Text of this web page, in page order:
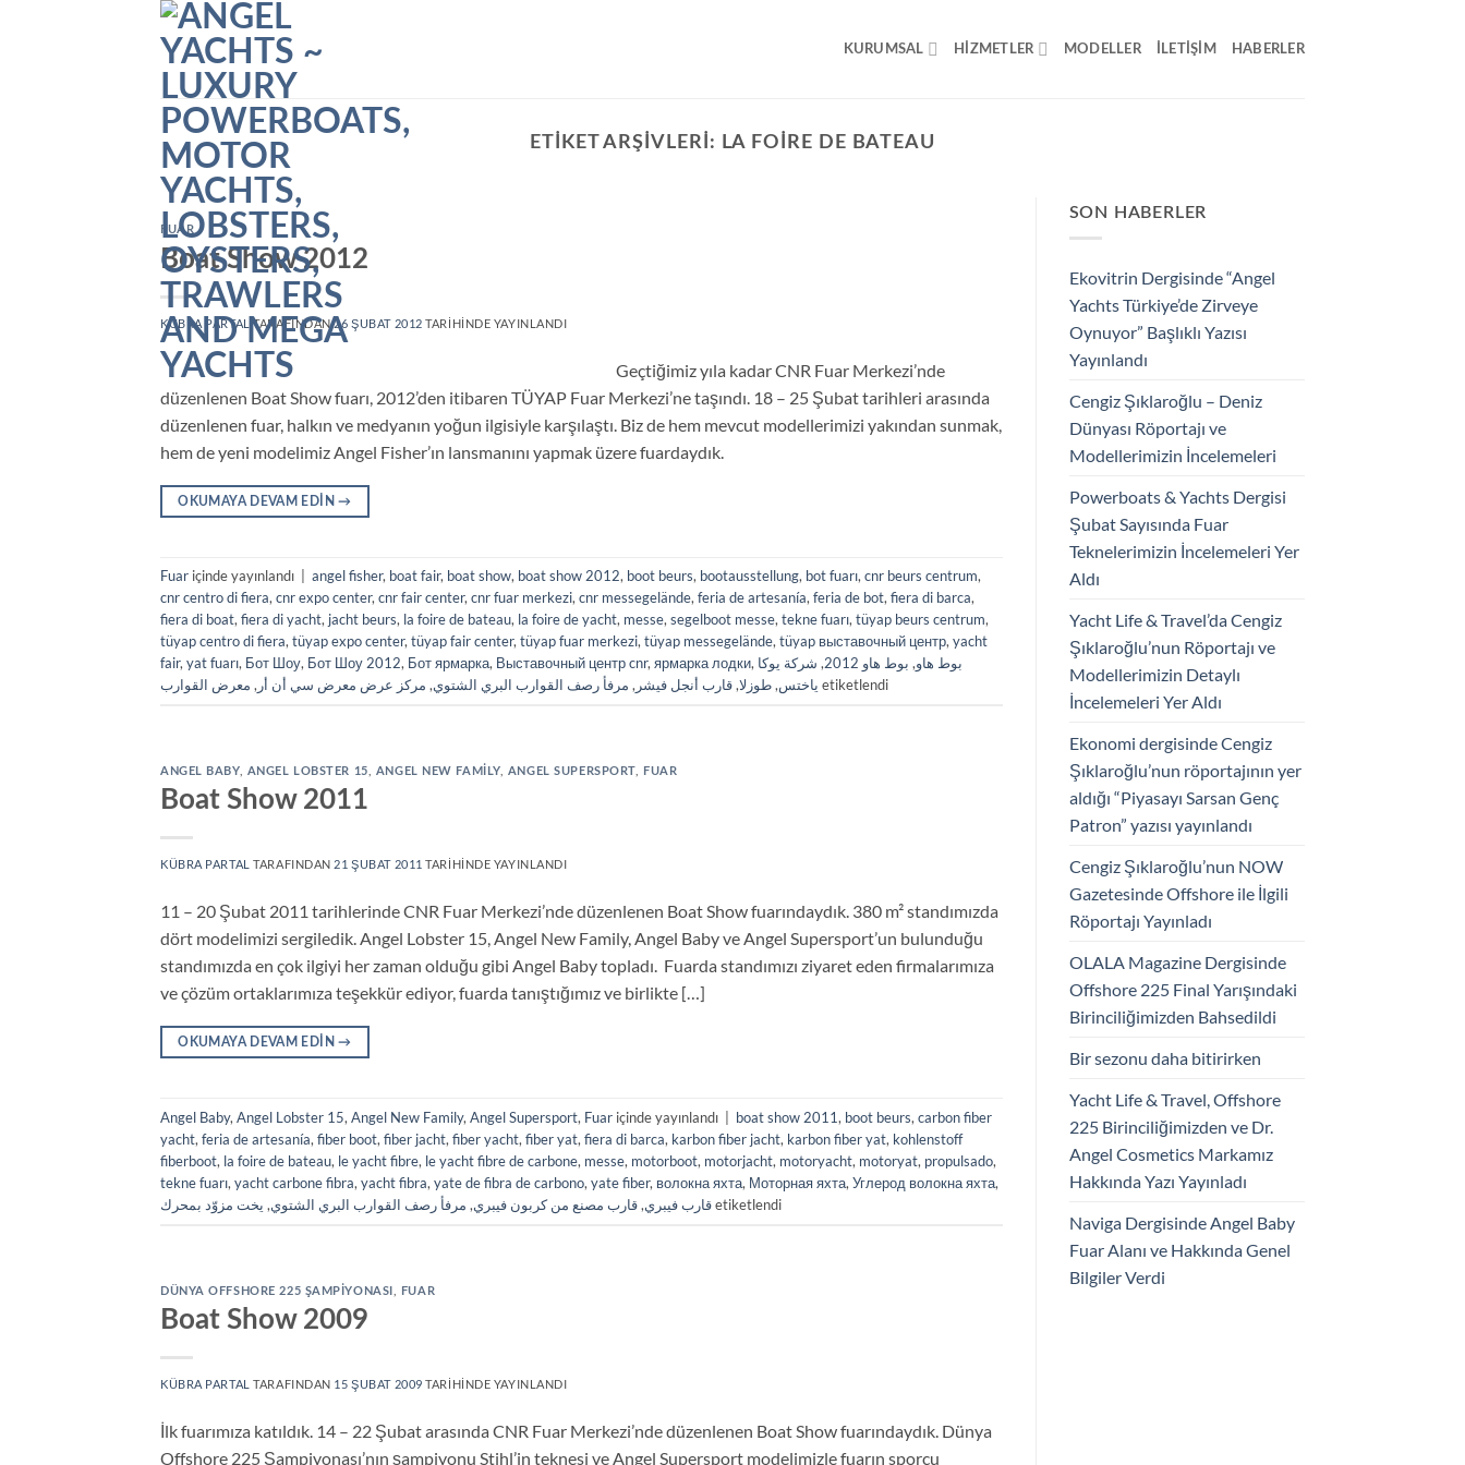
KURUMSAL HIZMETLER MODELLER İLETIŞIM HABERLER
ETIKET ARŞIVLERI: LA FOIRE DE BATEAU
FUAR
Boat Show 2012
KÜBRA PARTAL TARAFINDAN26 ŞUBAT 2012 TARIHINDE YAYINLANDI
Geçtiğimiz yıla kadar CNR Fuar Merkezi’nde
düzenlenen Boat Show fuarı, 2012’den itibaren TÜYAP Fuar Merkezi’ne taşındı. 18 – 25 Şubat tarihleri arasında
düzenlenen fuar, halkın ve medyanın yoğun ilgisiyle karşılaştı. Biz de hem mevcut modellerimizi yakından sunmak,
hem de yeni modelimiz Angel Fisher’ın lansmanını yapmak üzere fuardaydık.
OKUMAYA DEVAM EDIN→
Fuar içinde yayınlandı angel fisher, boat fair, boat show, boat show 2012, boot beurs, bootausstellung, bot fuarı, cnr beurs centrum,
cnr centro di fiera, cnr expo center, cnr fair center, cnr fuar merkezi, cnr messegelände, feria de artesanía, feria de bot, fiera di barca,
fiera di boat, fiera di yacht, jacht beurs, la foire de bateau, la foire de yacht, messe, segelboot messe, tekne fuarı, tüyap beurs centrum,
tüyap centro di fiera, tüyap expo center, tüyap fair center, tüyap fuar merkezi, tüyap messegelände, tüyap выставочный центр, yacht
fair, yat fuarı, Бот Шоу, Бот Шоу 2012, Бот ярмарка, Выставочный центр cnr, ярмарка лодки, بوط هاو, بوط هاو 2012 , شركة يوكا
ياختس,طوزلا,قارب أنجل فيشر , مرفأ رصف القوارب البري الشتوي, مركز عرض معرض سي أن أر , معرض القوارب etiketlendi
ANGEL BABY, ANGEL LOBSTER 15 ANGEL NEW FAMILY, ANGEL SUPERSPORT, FUAR
Boat Show 2011
KÜBRA PARTAL TARAFINDAN 21 ŞUBAT 2011 TARIHINDE YAYINLANDI
11 – 20 Şubat 2011 tarihlerinde CNR Fuar Merkezi’nde düzenlenen Boat Show fuarındaydık. 380 m² standımızda
dört modelimizi sergiledik. Angel Lobster 15, Angel New Family, Angel Baby ve Angel Supersport’un bulunduğu
standımızda en çok ilgiyi her zaman olduğu gibi Angel Baby topladı. Fuarda standımızı ziyaret eden firmalarımıza
ve çözüm ortaklarımıza teşekkür ediyor, fuarda tanıştığımız ve birlikte […]
OKUMAYA DEVAM EDIN→
Angel Baby, Angel Lobster 15, Angel New Family, Angel Supersport, Fuar içinde yayınlandı boat show 2011, boot beurs, carbon fiber
yacht, feria de artesanía, fiber boot, fiber jacht, fiber yacht, fiber yat, fiera di barca, karbon fiber jacht, karbon fiber yat, kohlenstoff
fiberboot, la foire de bateau, le yacht fibre, le yacht fibre de carbone, messe, motorboot, motorjacht, motoryacht, motoryat, propulsado,
tekne fuarı, yacht carbone fibra, yacht fibra, yate de fibra de carbono, yate fiber, волокна яхта, Моторная яхта, Углерод волокна яхта,
قارب فيبري,قارب مصنع من كربون فيبري, مرفأ رصف القوارب البري الشتوي, يخت مزوّد بمحرك etiketlendi
DÜNYA OFFSHORE 225 ŞAMPIYONASI FUAR
Boat Show 2009
KÜBRA PARTAL TARAFINDAN 15 ŞUBAT 2009 TARIHINDE YAYINLANDI
İlk fuarımıza katıldık. 14 – 22 Şubat arasında CNR Fuar Merkezi’nde düzenlenen Boat Show fuarındaydık. Dünya
Offshore 225 Şampiyonası’nın şampiyonu Stihl’in teknesi ve Angel Supersport modelimizle fuarın sporcu
SON HABERLER
Ekovitrin Dergisinde “Angel
Yachts Türkiye’de Zirveye
Oynuyor” Başlıklı Yazısı
Yayınlandı
Cengiz Şıklaroğlu – Deniz
Dünyası Röportajı ve
Modellerimizin İncelemeleri
Powerboats & Yachts Dergisi
Şubat Sayısında Fuar
Teknelerimizin İncelemeleri Yer
Aldı
Yacht Life & Travel’da Cengiz
Şıklaroğlu’nun Röportajı ve
Modellerimizin Detaylı
İncelemeleri Yer Aldı
Ekonomi dergisinde Cengiz
Şıklaroğlu’nun röportajının yer
aldığı “Piyasayı Sarsan Genç
Patron” yazısı yayınlandı
Cengiz Şıklaroğlu’nun NOW
Gazetesinde Offshore ile İlgili
Röportajı Yayınladı
OLALA Magazine Dergisinde
Offshore 225 Final Yarışındaki
Birinciliğimizden Bahsedildi
Bir sezonu daha bitirirken
Yacht Life & Travel, Offshore
225 Birinciliğimizden ve Dr.
Angel Cosmetics Markamız
Hakkında Yazı Yayınladı
Naviga Dergisinde Angel Baby
Fuar Alanı ve Hakkında Genel
Bilgiler Verdi